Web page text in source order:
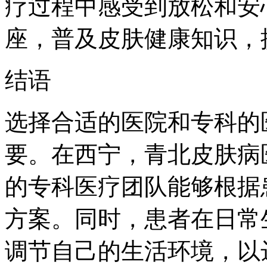
疗过程中感受到放松和
座，普及皮肤健康知识
结语
选择合适的医院和专科
要。在西宁，青北皮肤
的专科医疗团队能够根
方案。同时，患者在日
调节自己的生活环境，